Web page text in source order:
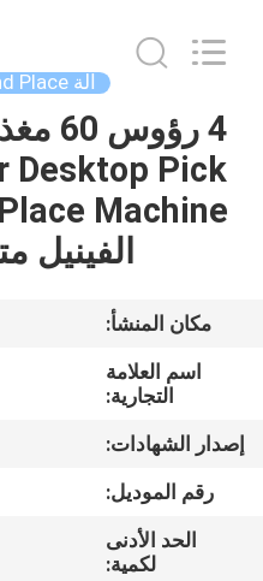
بيت
منتجات
الفيديو
معلومات
عنا
جولة
المصنع
TECHNOLOGY
LIMITED.
Reserved.
آلة SMT Pick and Place
Desktop Pick
الفينيل
مكان المنشأ:
اسم العلامة
التجارية:
إصدار الشهادات:
رقم الموديل:
الحد الأدنى
لكمية: